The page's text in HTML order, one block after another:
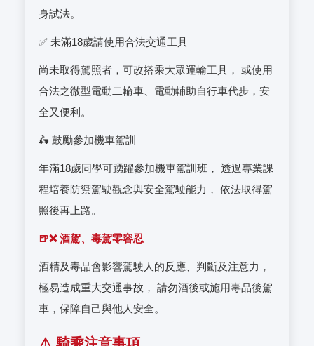
身試法。
✅ 未滿18歲請使用合法交通工具
尚未取得駕照者，可改搭乘大眾運輸工具， 或使用
合法之微型電動二輪車、電動輔助自行車代步，安
全又便利。
🛵 鼓勵參加機車駕訓
年滿18歲同學可踴躍參加機車駕訓班， 透過專業課
程培養防禦駕駛觀念與安全駕駛能力， 依法取得駕
照後再上路。
🍺❌ 酒駕、毒駕零容忍
酒精及毒品會影響駕駛人的反應、判斷及注意力，
極易造成重大交通事故， 請勿酒後或施用毒品後駕
車，保障自己與他人安全。